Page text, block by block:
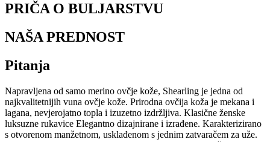
PRIČA O BULJARSTVU
NAŠA PREDNOST
Pitanja
Napravljena od samo merino ovčje kože, Shearling je jedna od
najkvalitetnijih vuna ovčje kože. Prirodna ovčija koža je mekana i
lagana, nevjerojatno topla i izuzetno izdržljiva. Klasične ženske
luksuzne rukavice Elegantno dizajnirane i izrađene. Karakterizirano
s otvorenom manžetnom, usklađenom s jednim zatvaračem za uže.